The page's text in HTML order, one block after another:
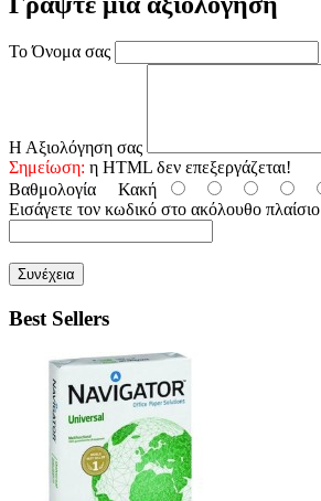
Το Όνομα σας
Η Αξιολόγηση σας
Σημείωση: η HTML δεν επεξεργάζεται!
Βαθμολογία Κακή
Εισάγετε τον κωδικό στο ακόλουθο πλαίσιο
Συνέχεια
Best Sellers